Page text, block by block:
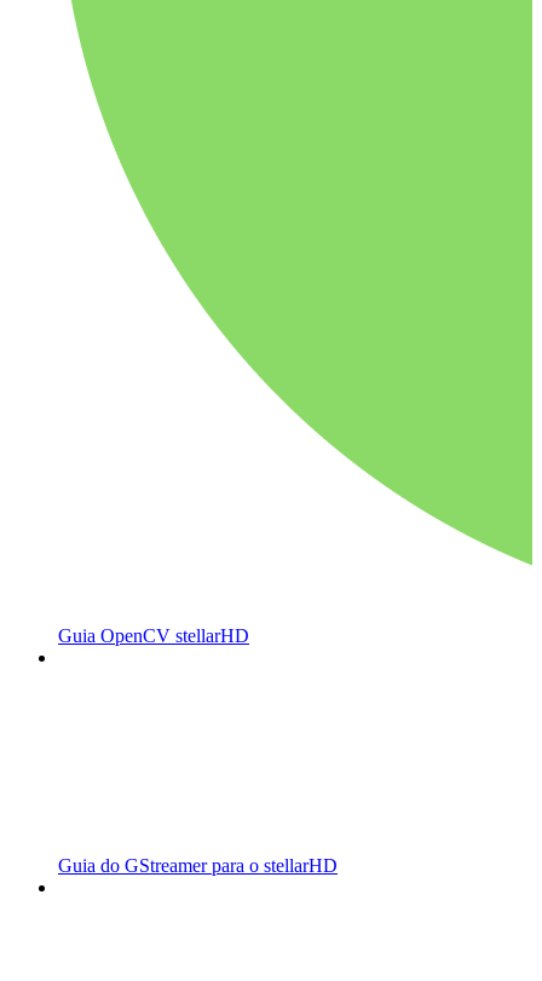
Guia OpenCV stellarHD
Guia do GStreamer para o stellarHD